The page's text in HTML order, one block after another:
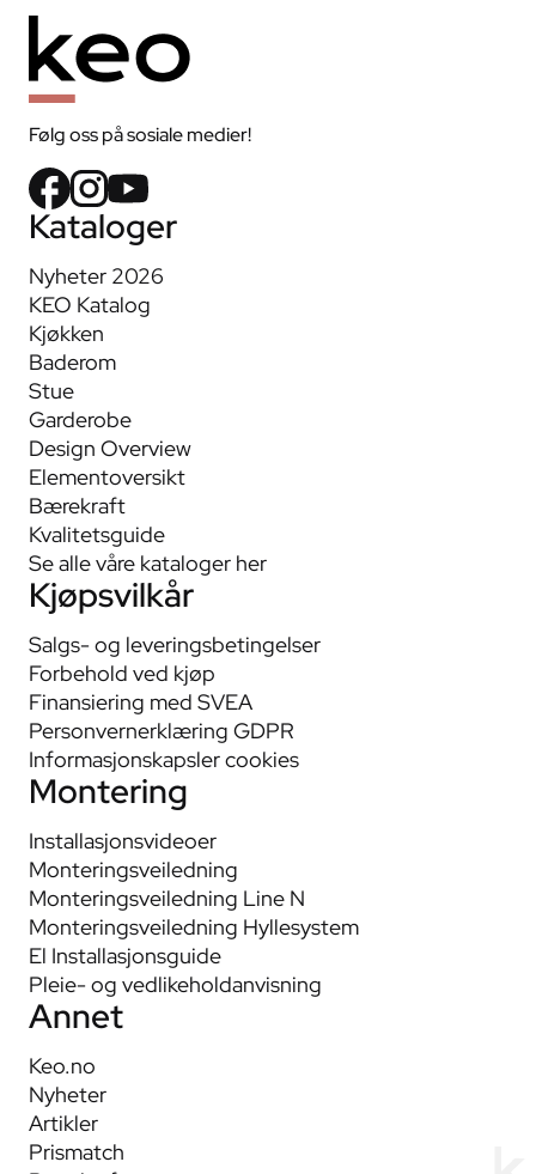
Følg oss på sosiale medier!
Kataloger
Nyheter 2026
KEO Katalog
Kjøkken
Baderom
Stue
Garderobe
Design Overview
Elementoversikt
Bærekraft
Kvalitetsguide
Se alle våre kataloger her
Kjøpsvilkår
Salgs- og leveringsbetingelser
Forbehold ved kjøp
Finansiering med SVEA
Personvernerklæring GDPR
Informasjonskapsler cookies
Montering
Installasjonsvideoer
Monteringsveiledning
Monteringsveiledning Line N
Monteringsveiledning Hyllesystem
El Installasjonsguide
Pleie- og vedlikeholdanvisning
Annet
Keo.no
Nyheter
Artikler
Prismatch